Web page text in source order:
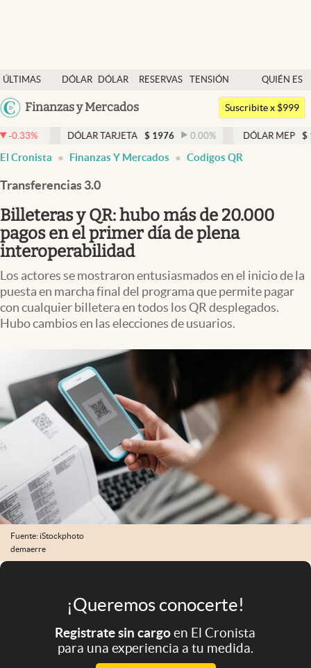
ÚLTIMAS
NOTICIAS
DÓLAR
DÓLAR
RESERVAS
TENSIÓN
GEOPOLÍTICA
QUIÉN ES
QUIÉN
Argentina
Uruguay
Finanzas y Mercados
Dólar
Members
Economía y Política
Finanzas y Mercados
Mercados Online
Negocios
Columnistas
Apertura
Infotechnology
Mundial 2026
Eventos Corporativos
El Cronista Studio
Mediakit
abre en nueva pestaña
Argentina
Suscribite x $999
DÓLAR TARJETA $ 1976 0.00% DÓLAR MEP $ 1524,72
El Cronista Finanzas Y Mercados Codigos QR
Transferencias 3.0
Billeteras y QR: hubo más de 20.000
pagos en el primer día de plena
interoperabilidad
Los actores se mostraron entusiasmados en el inicio de la
puesta en marcha final del programa que permite pagar
con cualquier billetera en todos los QR desplegados.
Hubo cambios en las elecciones de usuarios.
Fuente: iStockphoto
demaerre
¡Queremos conocerte!
Registrate sin cargoen El Cronista
para una experiencia a tu medida.